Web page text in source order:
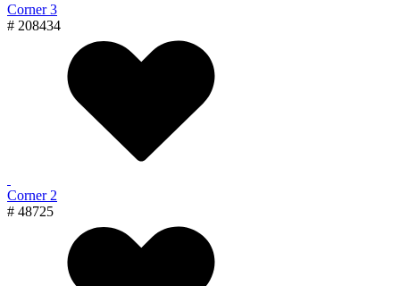
Corner 3
# 208434
Corner 2
# 48725